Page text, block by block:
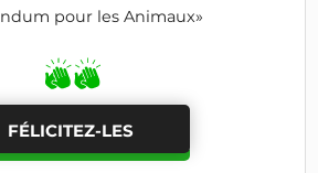
pour les Animaux»
FÉLICITEZ-LES